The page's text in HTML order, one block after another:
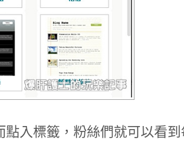
入標籤，粉絲們就可以看